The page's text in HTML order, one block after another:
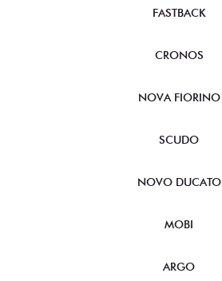
FASTBACK
CRONOS
NOVA FIORINO
SCUDO
NOVO DUCATO
MOBI
ARGO